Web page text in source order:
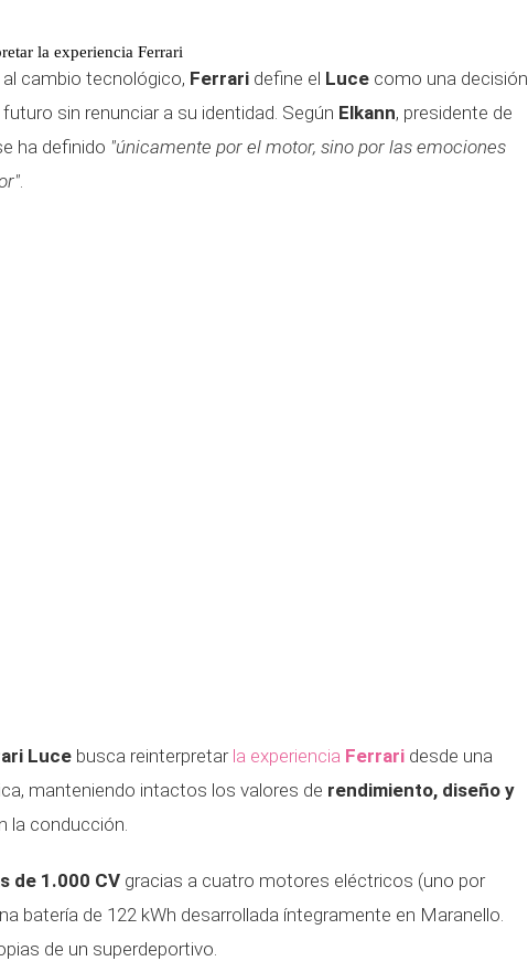
la experiencia Ferrari
cambio tecnológico, Ferrari define el Luce como una decisión
sin renunciar a su identidad. Según Elkann, presidente de
ha definido "únicamente por el motor, sino por las emociones
.
Luce busca reinterpretar la experiencia Ferrari desde una
manteniendo intactos los valores de rendimiento, diseño y
la conducción.
de 1.000 CV gracias a cuatro motores eléctricos (uno por
batería de 122 kWh desarrollada íntegramente en Maranello.
de un superdeportivo.